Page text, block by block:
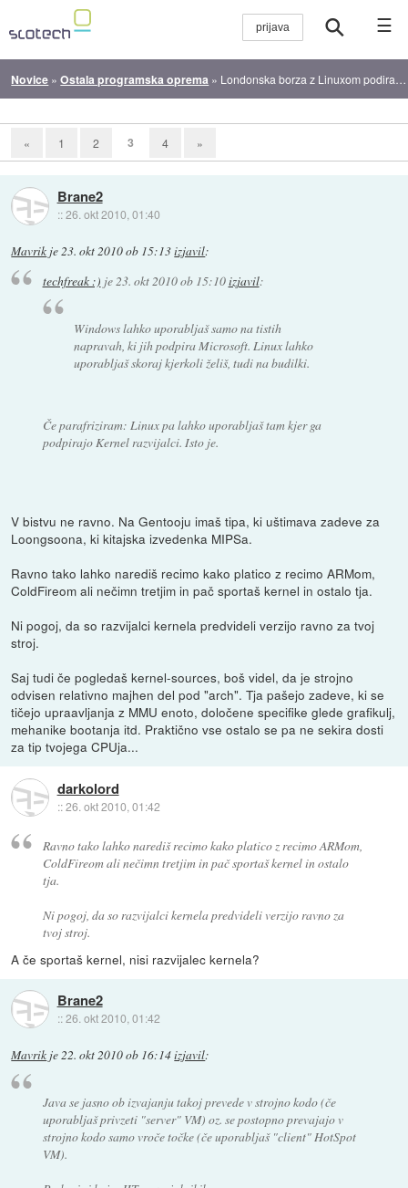
☰
Novice »Ostala programska oprema » Londonska borza z Linuxom podira rekorde
« 1 2 3 4 »
Brane2
::26. okt 2010, 01:40
Mavrik je23. okt 2010 ob 15:13izjavil:
techfreak :) je23. okt 2010 ob 15:10izjavil:
Windows lahko uporabljaš samo na tistih
napravah, ki jih podpira Microsoft. Linux lahko
uporabljaš skoraj kjerkoli želiš, tudi na budilki.
Če parafriziram: Linux pa lahko uporabljaš tam kjer ga
podpirajo Kernel razvijalci. Isto je.
V bistvu ne ravno. Na Gentooju imaš tipa, ki uštimava zadeve za
Loongsoona, ki kitajska izvedenka MIPSa.
Ravno tako lahko narediš recimo kako platico z recimo ARMom,
ColdFireom ali nečimn tretjim in pač sportaš kernel in ostalo tja.
Ni pogoj, da so razvijalci kernela predvideli verzijo ravno za tvoj
stroj.
Saj tudi če pogledaš kernel-sources, boš videl, da je strojno
odvisen relativno majhen del pod "arch". Tja pašejo zadeve, ki se
tičejo upraavljanja z MMU enoto, določene specifike glede grafikulj,
mehanike bootanja itd. Praktično vse ostalo se pa ne sekira dosti
za tip tvojega CPUja...
darkolord
::26. okt 2010, 01:42
Ravno tako lahko narediš recimo kako platico z recimo ARMom,
ColdFireom ali nečimn tretjim in pač sportaš kernel in ostalo
tja.
Ni pogoj, da so razvijalci kernela predvideli verzijo ravno za
tvoj stroj.
A če sportaš kernel, nisi razvijalec kernela?
Brane2
::26. okt 2010, 01:42
Mavrik je22. okt 2010 ob 16:14izjavil:
Java se jasno ob izvajanju takoj prevede v strojno kodo (če
uporabljaš privzeti "server" VM) oz. se postopno prevajajo v
strojno kodo samo vroče točke (če uporabljaš "client" HotSpot
VM).